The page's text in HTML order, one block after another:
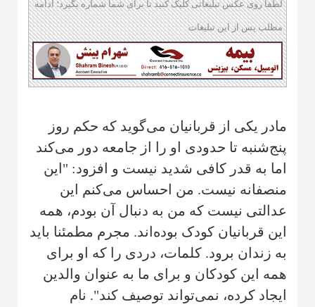
لطفا روی عکس تبلیغاتی کلیک کنید تا برای شما شماره بگیرد؛ ادامه
مطلب پس از این تبلیغات
مادر یکی از قربانیان می‌گوید که حکم روز
پنج‌شنبه تا حدودی او را از جامعه دور می‌کند
اما به قدر کافی شدید نیست و افزود: "این
منصفانه نیست. من احساس می‌کنم این
عدالتی نیست که من به دنبال آن بودم‌، همه
این قربانیان کودک بوده‌اند.‌ مجرم مطمئنا باید
به زندان برود.‌ کلمات، دردی را که او برای
همه این کودکان و برای ما به عنوان والدین
ایجاد کرده،‌ نمی‌تواند ‌توصیف کند". نام